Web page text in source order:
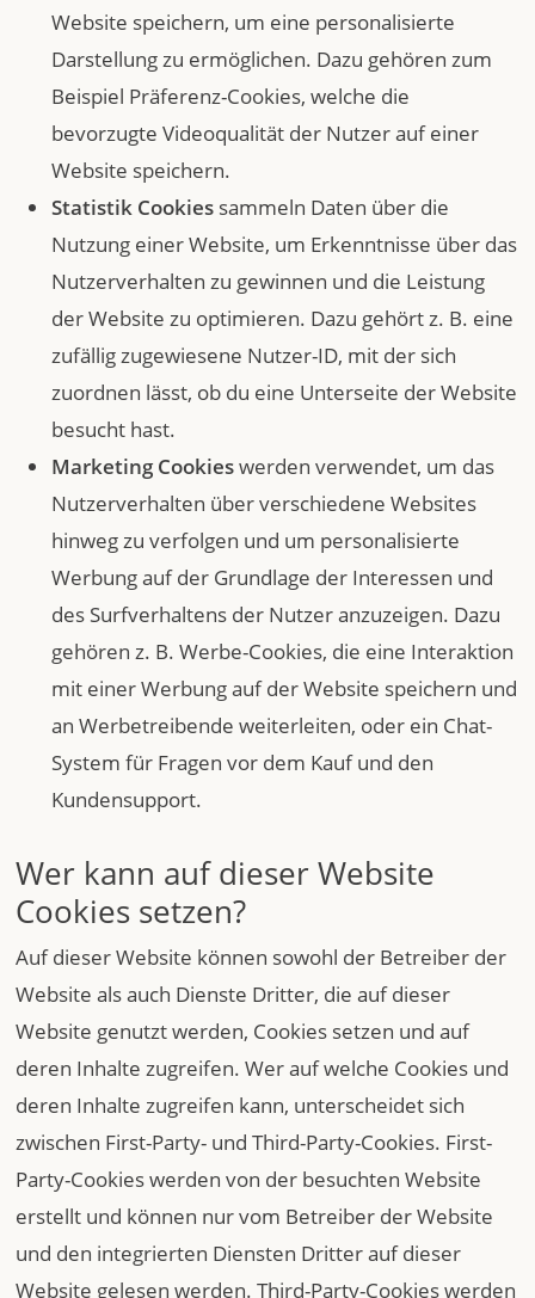
Website speichern, um eine personalisierte
Darstellung zu ermöglichen. Dazu gehören zum
Beispiel Präferenz-Cookies, welche die
bevorzugte Videoqualität der Nutzer auf einer
Website speichern.
Statistik Cookies sammeln Daten über die
Nutzung einer Website, um Erkenntnisse über das
Nutzerverhalten zu gewinnen und die Leistung
der Website zu optimieren. Dazu gehört z. B. eine
zufällig zugewiesene Nutzer-ID, mit der sich
zuordnen lässt, ob du eine Unterseite der Website
besucht hast.
Marketing Cookieswerden verwendet, um das
Nutzerverhalten über verschiedene Websites
hinweg zu verfolgen und um personalisierte
Werbung auf der Grundlage der Interessen und
des Surfverhaltens der Nutzer anzuzeigen. Dazu
gehören z. B. Werbe-Cookies, die eine Interaktion
mit einer Werbung auf der Website speichern und
an Werbetreibende weiterleiten, oder ein Chat-
System für Fragen vor dem Kauf und den
Kundensupport.
Wer kann auf dieser Website
Cookies setzen?
Auf dieser Website können sowohl der Betreiber der
Website als auch Dienste Dritter, die auf dieser
Website genutzt werden, Cookies setzen und auf
deren Inhalte zugreifen. Wer auf welche Cookies und
deren Inhalte zugreifen kann, unterscheidet sich
zwischen First-Party- und Third-Party-Cookies. First-
Party-Cookies werden von der besuchten Website
erstellt und können nur vom Betreiber der Website
und den integrierten Diensten Dritter auf dieser
Website gelesen werden. Third-Party-Cookies werden